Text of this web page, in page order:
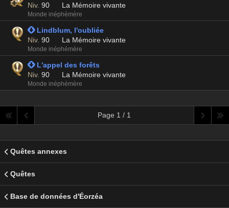
Niv. 90 La Mémoire vivante
Monde inéphémère
 Lindblum, l'oubliée
Niv. 90 La Mémoire vivante
Monde inéphémère
 L'appel des forêts
Niv. 90 La Mémoire vivante
Monde inéphémère
Page 1 / 1
Quêtes annexes
Quêtes
Base de données d'Éorzéa